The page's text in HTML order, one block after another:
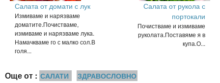
Салата от домати с лук
Измиваме и нарязваме
доматите.Почистваме,
измиваме и нарязваме лука.
Намачкваме го с малко сол.В
голя...
Салата от рукола с
портокали
Почистваме и измиваме
руколата.Поставяме я в
купа.О...
Още от : САЛАТИ ЗДРАВОСЛОВНО